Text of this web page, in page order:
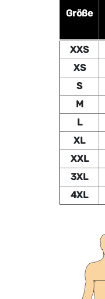
Größe
XXS
XS
S
M
L
XL
XXL
3XL
4XL